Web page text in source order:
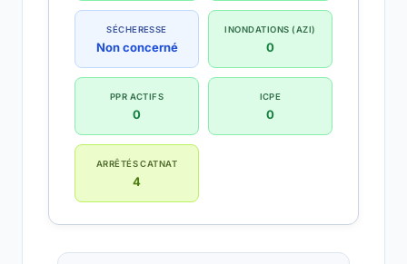
SÉCHERESSE
Non concerné
INONDATIONS (AZI)
0
PPR ACTIFS
0
ICPE
0
ARRÊTÉS CATNAT
4